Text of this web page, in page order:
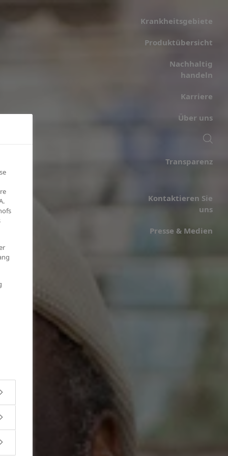
Krankheits­gebiete
Produktübersicht
Nachhaltig
handeln
Karriere
Über uns
Transparenz
Kontaktieren Sie
uns
Presse & Medien